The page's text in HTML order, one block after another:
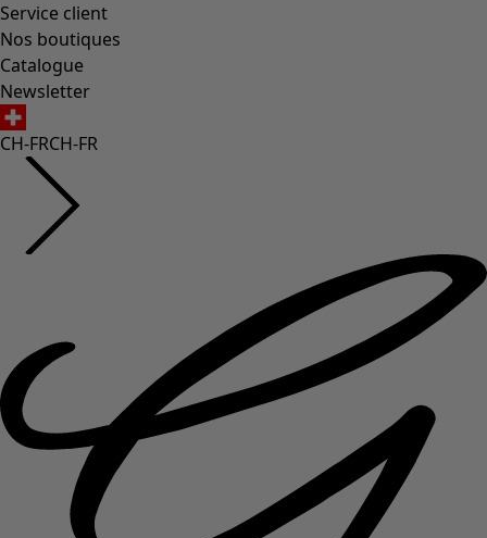
Service client
Nos boutiques
Catalogue
Newsletter
CH-FRCH-FR